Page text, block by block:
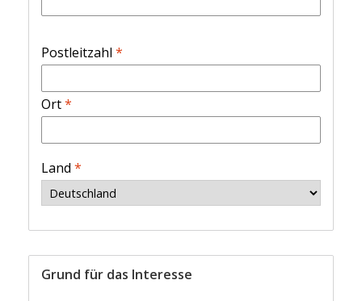
Postleitzahl *
Ort*
Land *
Grund für das Interesse